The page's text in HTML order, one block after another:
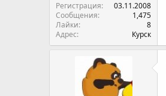
Регистрация
03.11.2008
Сообщения
1,475
Лайки
8
Адрес
Курск